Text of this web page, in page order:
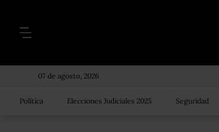
07 de agosto, 2026
Política Elecciones Judiciales 2025 Seguridad